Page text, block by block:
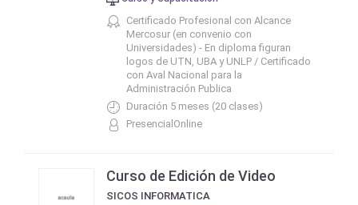
Certificado Profesional con Alcance
Mercosur (en convenio con
Universidades) - En diploma figuran
logos de UTN, UBA y UNLP / Certificado
con Aval Nacional para la
Administración Publica
Duración 5 meses (20 clases)
PresencialOnline
Curso de Edición de Video
SICOS INFORMATICA